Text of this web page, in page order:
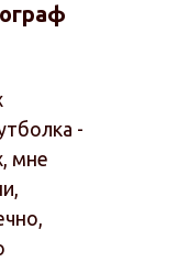
-
мне